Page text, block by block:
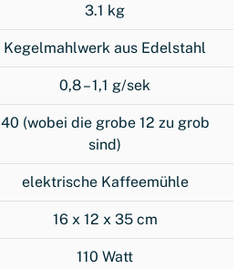
3.1 kg
Kegelmahlwerk aus Edelstahl
0,8 – 1,1 g/sek
40 (wobei die grobe 12 zu grob
sind)
elektrische Kaffeemühle
16 x 12 x 35 cm
110 Watt